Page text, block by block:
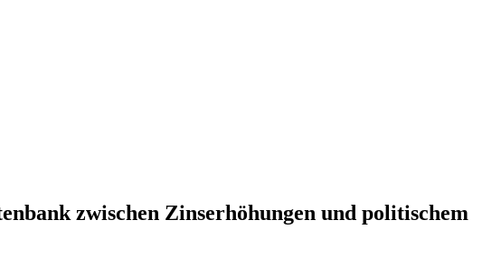
zwischen Zinserhöhungen und politischem